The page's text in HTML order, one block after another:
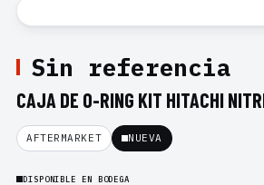
Sin referencia
CAJA DE O-RING KIT HITACHI
AFTERMARKET NUEVA
DISPONIBLE EN BODEGA